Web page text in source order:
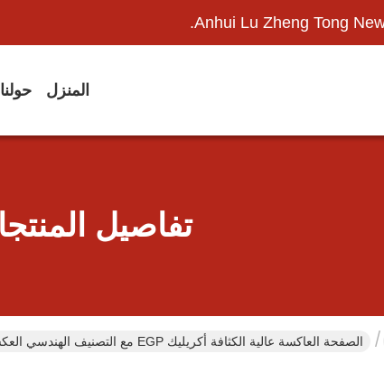
Anhui Lu Zheng Tong
المنزل حولنا
تفاصيل
الصفحة العاكسة عالية الكثافة أكريليك EGP مع التصنيف الهندسي العكسي